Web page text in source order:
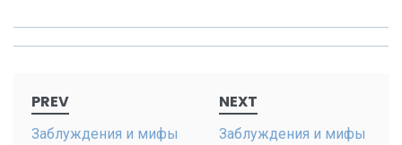
navigation
PREV
Заблуждения и мифы
NEXT
Заблуждения и мифы